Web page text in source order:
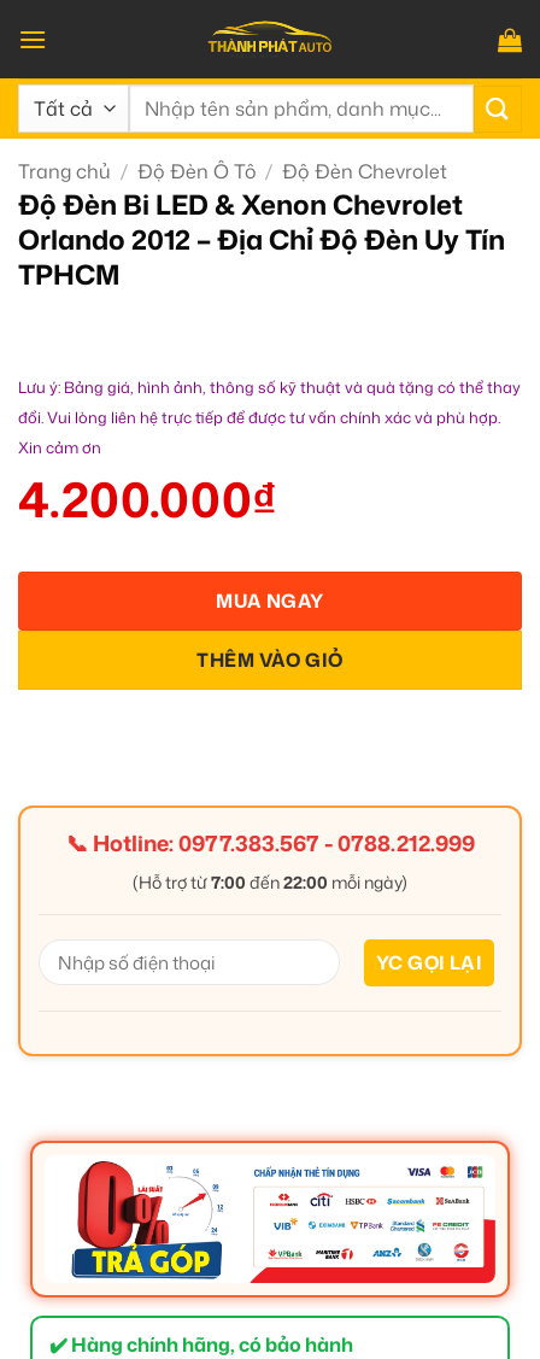
qua
nội
dung
Tìm
Trang chủ / Độ Đèn Ô Tô / Độ Đèn Chevrolet
Độ Đèn Bi LED & Xenon Chevrolet
Orlando 2012 – Địa Chỉ Độ Đèn Uy Tín
TPHCM
Lưu ý: Bảng giá, hình ảnh, thông số kỹ thuật và quà tặng có thể thay
đổi. Vui lòng liên hệ trực tiếp để được tư vấn chính xác và phù hợp.
Xin cảm ơn
4.200.000₫
THÊM VÀO GIỎ
MUA NGAY
📞 Hotline:0977.383.567-0788.212.999
(Hỗ trợ từ7:00 đến22:00 mỗi ngày)
✔️ Hàng chính hãng, có bảo hành